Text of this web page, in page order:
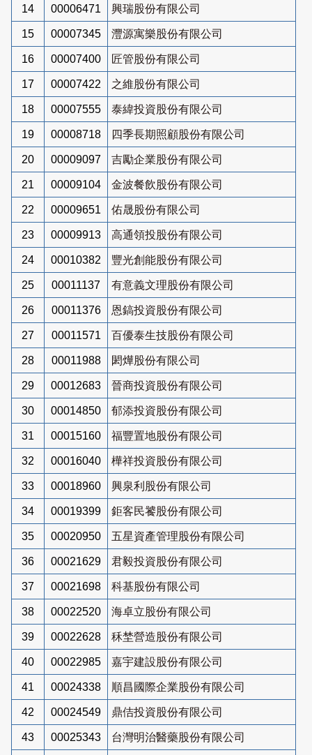
14 00006471 興瑞股份有限公司
15 00007345 灃源寓樂股份有限公司
16 00007400 匠管股份有限公司
17 00007422 之維股份有限公司
18 00007555 泰緯投資股份有限公司
19 00008718 四季長期照顧股份有限公司
20 00009097 吉勵企業股份有限公司
21 00009104 金波餐飲股份有限公司
22 00009651 佑晟股份有限公司
23 00009913 高通領投股份有限公司
24 00010382 豐光創能股份有限公司
25 00011137 有意義文理股份有限公司
26 00011376 恩鎬投資股份有限公司
27 00011571 百優泰生技股份有限公司
28 00011988 閎燁股份有限公司
29 00012683 晉商投資股份有限公司
30 00014850 郁添投資股份有限公司
31 00015160 福豐置地股份有限公司
32 00016040 樺祥投資股份有限公司
33 00018960 興泉利股份有限公司
34 00019399 鉅客民饕股份有限公司
35 00020950 五星資產管理股份有限公司
36 00021629 君毅投資股份有限公司
37 00021698 科基股份有限公司
38 00022520 海卓立股份有限公司
39 00022628 秝埜營造股份有限公司
40 00022985 嘉宇建設股份有限公司
41 00024338 順昌國際企業股份有限公司
42 00024549 鼎佶投資股份有限公司
43 00025343 台灣明治醫藥股份有限公司